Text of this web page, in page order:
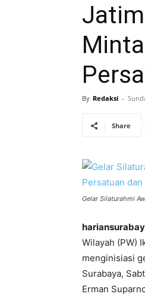
By Redaksi -
Share
Gelar Silaturahmi
Wilayah (PW)
menginisiasi
Surabaya,
Erman